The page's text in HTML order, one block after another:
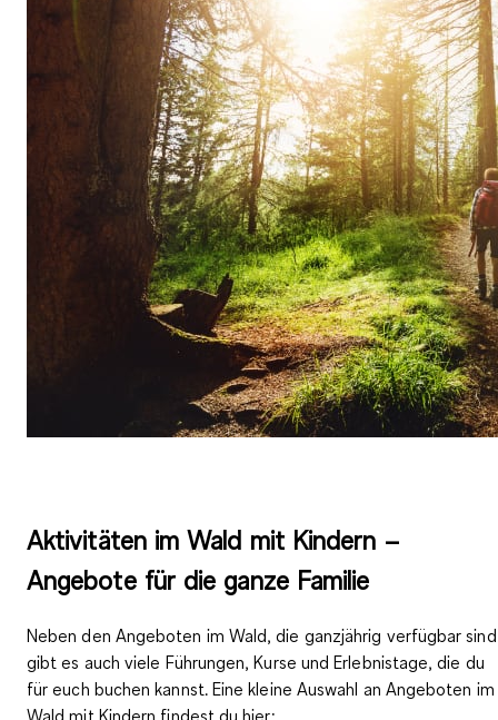
Aktivitäten im Wald mit Kindern –
Angebote für die ganze Familie
Neben den Angeboten im Wald, die ganzjährig verfügbar
gibt es auch viele Führungen, Kurse und Erlebnistage, die du
für euch buchen kannst. Eine kleine Auswahl an Angeboten im
Wald mit Kindern findest du hier: